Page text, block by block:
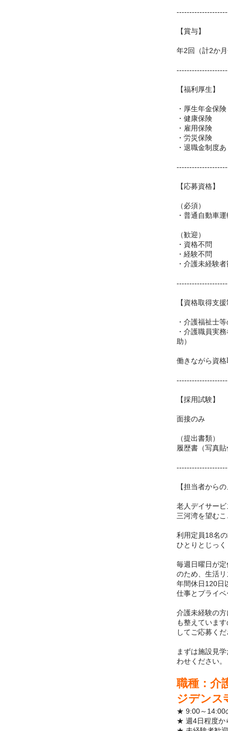
【賞与】
年2回（計2か
【福利厚生】
・厚生年金保険
・健康保険
・雇用保険
・労災保険
・退職金制度
【応募資格】
（必須）
・普通自動車
（歓迎）
・資格不問
・経験不問
・介護未経験
【資格取得支
・介護福祉士
・介護職員実
助）
働きながら資
【採用試験】
面接のみ
（提出書類）
履歴書（写真
【担当者から
老人デイサー
三河湾を望む
利用定員18名
ひとりとじっ
毎週日曜日が
のため、生活
年間休日120日
仕事とプライ
介護未経験の
も整えていま
してご応募く
まずは施設見
わせください。
職種：介
ジデンス
★ 9:00～14:00
★ 週4日程度か